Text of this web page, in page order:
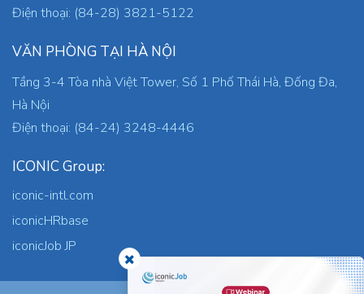
Điện thoại: (84-28) 3821-5122
VĂN PHÒNG TẠI HÀ NỘI
Tầng 3-4 Tòa nhà Việt Tower, Số 1 Phố Thái Hà, Đống Đa,
Hà Nội
Điện thoại: (84-24) 3248-4446
ICONIC Group:
iconic-intl.com
iconicHRbase
iconicJob JP